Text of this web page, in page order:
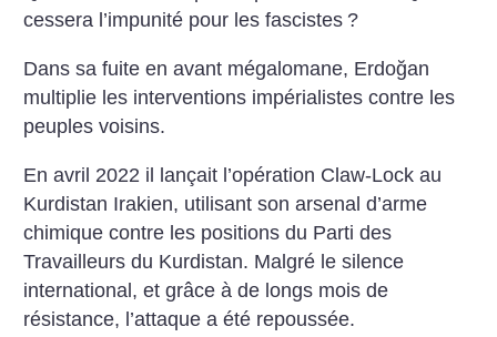
cessera l’impunité pour les fascistes ?
Dans sa fuite en avant mégalomane, Erdoğan
multiplie les interventions impérialistes contre les
peuples voisins.
En avril 2022 il lançait l’opération Claw-Lock au
Kurdistan Irakien, utilisant son arsenal d’arme
chimique contre les positions du Parti des
Travailleurs du Kurdistan. Malgré le silence
international, et grâce à de longs mois de
résistance, l’attaque a été repoussée.